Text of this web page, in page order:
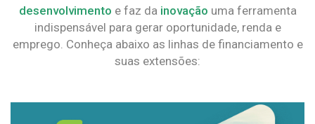
desenvolvimento e faz da inovação uma ferramenta
indispensável para gerar oportunidade, renda e
emprego. Conheça abaixo as linhas de financiamento e
suas extensões: